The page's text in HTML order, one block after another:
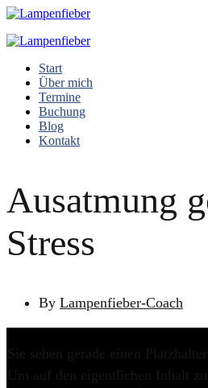
Start
Über mich
Termine
Buchung
Blog
Kontakt
Ausatmung
Stress
By Lampenfieber-Coach